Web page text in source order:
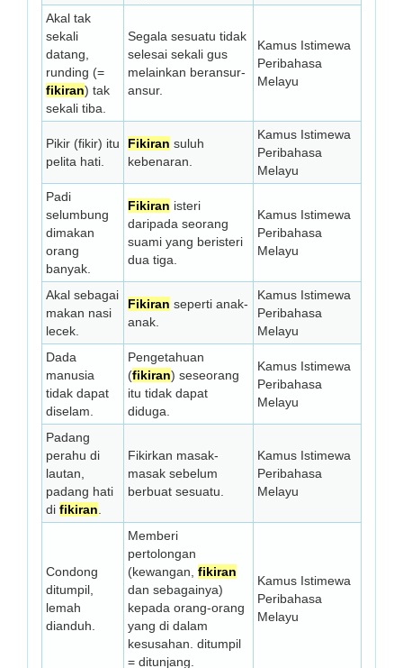
Akal tak
sekali
datang,
runding (=
fikiran) tak
sekali tiba.
Segala sesuatu tidak
selesai sekali gus
melainkan beransur-
ansur.
Kamus Istimewa
Peribahasa
Melayu
Pikir (fikir) itu
pelita hati.
Fikiran suluh
kebenaran.
Kamus Istimewa
Peribahasa
Melayu
Padi
selumbung
dimakan
orang
banyak.
Fikiran isteri
daripada seorang
suami yang beristeri
dua tiga.
Kamus Istimewa
Peribahasa
Melayu
Akal sebagai
makan nasi
lecek.
Fikiran seperti anak-
anak.
Kamus Istimewa
Peribahasa
Melayu
Dada
manusia
tidak dapat
diselam.
Pengetahuan
(fikiran) seseorang
itu tidak dapat
diduga.
Kamus Istimewa
Peribahasa
Melayu
Padang
perahu di
lautan,
padang hati
di fikiran
Fikirkan masak-
masak sebelum
berbuat sesuatu.
Kamus Istimewa
Peribahasa
Melayu
Condong
ditumpil,
lemah
dianduh.
Memberi
pertolongan
(kewangan, fikiran
dan sebagainya)
kepada orang-orang
yang di dalam
kesusahan. ditumpil
= ditunjang.
Kamus Istimewa
Peribahasa
Melayu